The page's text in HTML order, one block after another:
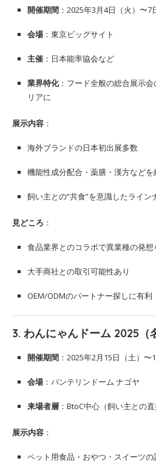
開催期間 ：2025年3月4日（火）〜7
会場：東京ビッグサイト
主催 ：日本能率協会など
業界特化：フード全般の総合展示
リアに
展示内容 ：
海外ブランドの日本初出展多数
機能性成分配合・薬膳・漢方など
飼い主との“共食”を意識したライン
見どころ ：
食品業界とのコラボで異業種の発想
大手商社との取引可能性あり
OEM/ODMのパートナー探しに有利
3. わんにゃんドーム 2025（
開催期間 ：2025年2月15日（土）〜
会場：バンテリンドーム ナゴヤ
来場者層 ：BtoC中心（飼い主との直
展示内容 ：
ペット用食品・おやつ・スイーツ